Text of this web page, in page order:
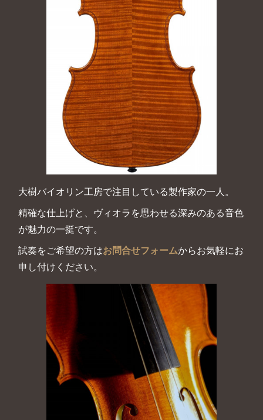
大樹バイオリン工房で注目している製作家の一人。
精確な仕上げと、ヴィオラを思わせる深みのある音色
が魅力の一挺です。
試奏をご希望の方はお問合せフォームからお気軽にお
申し付けください。